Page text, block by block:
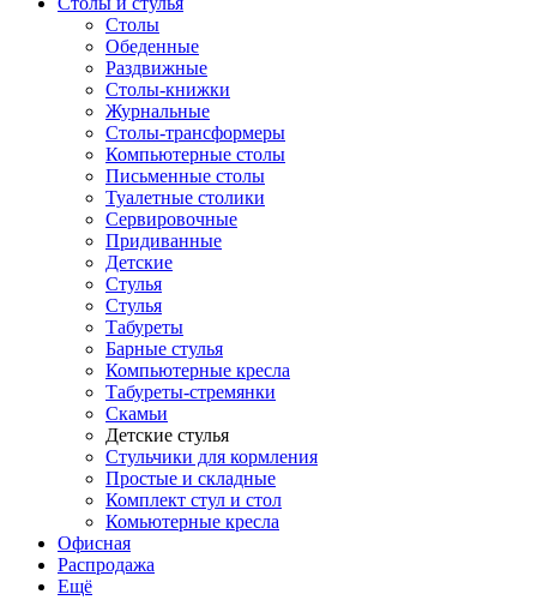
Столы
Обеденные
Раздвижные
Столы-книжки
Журнальные
Столы-трансформеры
Компьютерные столы
Письменные столы
Туалетные столики
Сервировочные
Придиванные
Детские
Стулья
Стулья
Табуреты
Барные стулья
Компьютерные кресла
Табуреты-стремянки
Скамьи
Детские стулья
Стульчики для кормления
Простые и складные
Комплект стул и стол
Комьютерные кресла
Офисная
Распродажа
Eщё